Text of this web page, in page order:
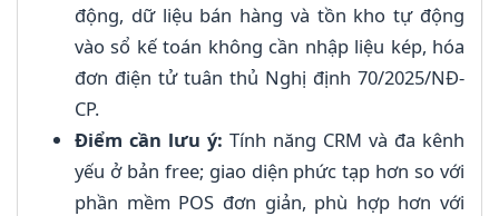
động, dữ liệu bán hàng và tồn kho tự động
vào sổ kế toán không cần nhập liệu kép, hóa
đơn điện tử tuân thủ Nghị định 70/2025/NĐ-
CP.
Điểm cần lưu ý: Tính năng CRM và đa kênh
yếu ở bản free; giao diện phức tạp hơn so với
phần mềm POS đơn giản, phù hợp hơn với